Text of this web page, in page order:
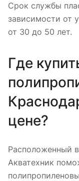
Срок службы
зависимости от
от 30 до 50 лет.
Где
цене?
Расположенный
Акватехник